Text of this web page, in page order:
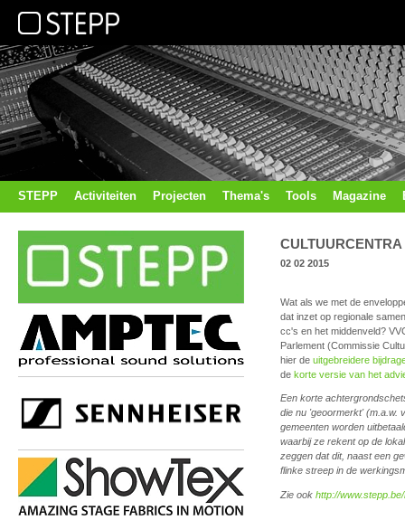
STEPP Activiteiten Projecten Thema's Tools Magazine
CULTUURCENTRA
02 02 2015
Wat als we met de
dat inzet op regionale
cc's en het middenveld?
Parlement (Commissie
hier de uitgebreidere
de korte versie van het
Een korte
die nu 'geoormerkt' (m.a.w.
gemeenten worden
waarbij ze rekent op de
zeggen dat dit, naast een
flinke streep in de
Zie ook http://